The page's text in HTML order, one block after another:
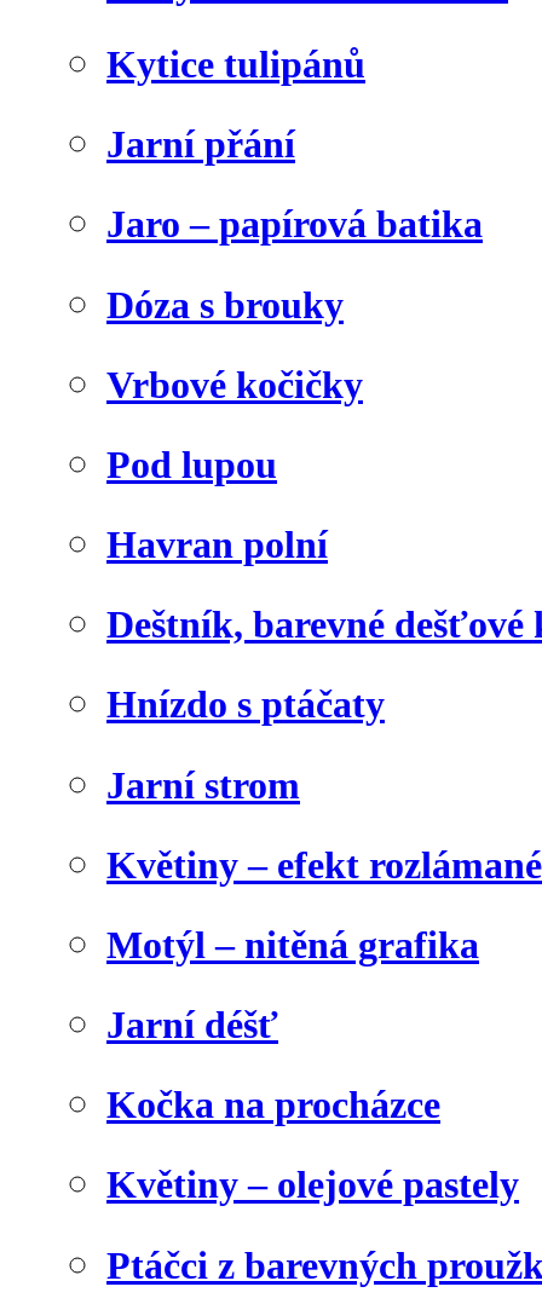
Kytice tulipánů
Jarní přání
Jaro – papírová batika
Dóza s brouky
Vrbové kočičky
Pod lupou
Havran polní
Deštník, barevné dešťové
Hnízdo s ptáčaty
Jarní strom
Květiny – efekt
Motýl – nitěná grafika
Jarní déšť
Kočka na procházce
Květiny – olejové pastely
Ptáčci z barevných